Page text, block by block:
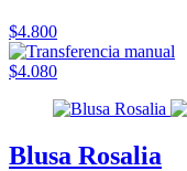
$4.800
$4.080
Blusa Rosalia